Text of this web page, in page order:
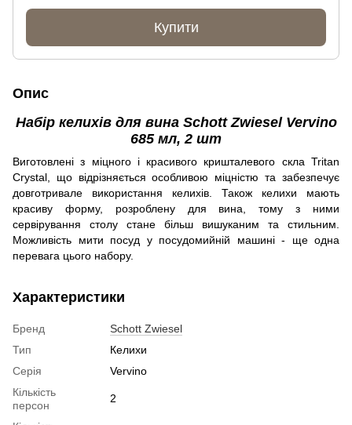
Купити
Опис
Набір келихів для вина Schott Zwiesel Vervino
685 мл, 2 шт
Виготовлені з міцного і красивого кришталевого скла Tritan
Crystal, що відрізняється особливою міцністю та забезпечує
довготривале використання келихів. Також келихи мають
красиву форму, розроблену для вина, тому з ними
сервірування столу стане більш вишуканим та стильним.
Можливість мити посуд у посудомийній машині - ще одна
перевага цього набору.
Характеристики
Бренд
Schott Zwiesel
Тип
Келихи
Серія
Vervino
Кількість
персон
2